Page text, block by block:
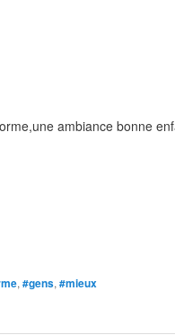
ambiance bonne
, #gens, #mieux